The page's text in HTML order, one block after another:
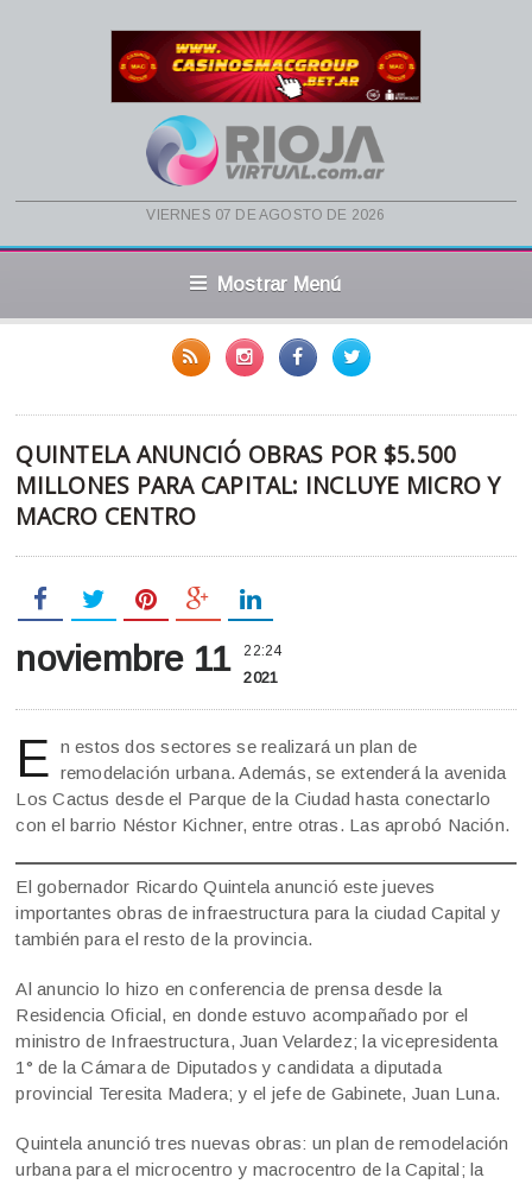
viernes 07 de agosto de 2026
Mostrar Menú
QUINTELA ANUNCIÓ OBRAS POR $5.500
MILLONES PARA CAPITAL: INCLUYE MICRO Y
MACRO CENTRO
noviembre 11 22:24
2021
E n estos dos sectores se realizará un plan de
remodelación urbana. Además, se extenderá la avenida
Los Cactus desde el Parque de la Ciudad hasta conectarlo
con el barrio Néstor Kichner, entre otras. Las aprobó Nación.
El gobernador Ricardo Quintela anunció este jueves
importantes obras de infraestructura para la ciudad Capital y
también para el resto de la provincia.
Al anuncio lo hizo en conferencia de prensa desde la
Residencia Oficial, en donde estuvo acompañado por el
ministro de Infraestructura, Juan Velardez; la vicepresidenta
1° de la Cámara de Diputados y candidata a diputada
provincial Teresita Madera; y el jefe de Gabinete, Juan Luna.
Quintela anunció tres nuevas obras: un plan de remodelación
urbana para el microcentro y macrocentro de la Capital; la